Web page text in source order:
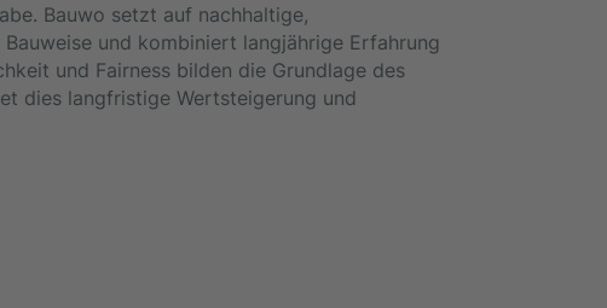
Bauwo setzt auf nachhaltige,
und kombiniert langjährige Erfahrung
und Fairness bilden die Grundlage des
dies langfristige Wertsteigerung und